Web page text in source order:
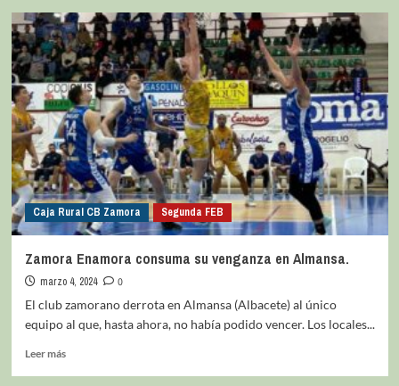
Caja Rural CB Zamora Segunda FEB
Zamora Enamora consuma su venganza en Almansa.
marzo 4, 2024
0
El club zamorano derrota en Almansa (Albacete) al único
equipo al que, hasta ahora, no había podido vencer. Los locales...
Leer más